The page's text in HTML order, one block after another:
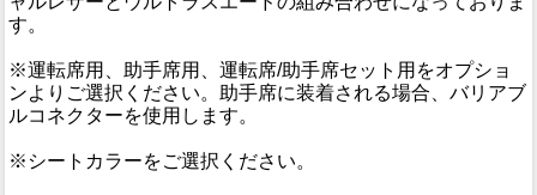
す。
※運転席用、助手席用、運転席/助手席セット用をオプショ
ンよりご選択ください。助手席に装着される場合、バリアブ
ルコネクターを使用します。
※シートカラーをご選択ください。